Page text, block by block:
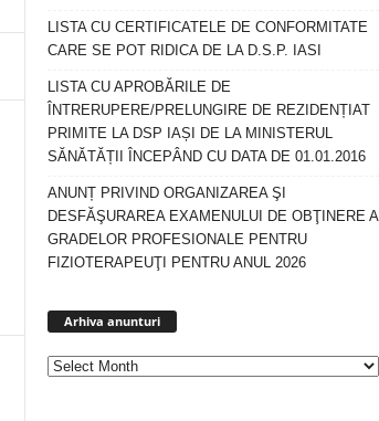
LISTA CU CERTIFICATELE DE CONFORMITATE
CARE SE POT RIDICA DE LA D.S.P. IASI
LISTA CU APROBĂRILE DE
ÎNTRERUPERE/PRELUNGIRE DE REZIDENȚIAT
PRIMITE LA DSP IAȘI DE LA MINISTERUL
SĂNĂTĂȚII ÎNCEPÂND CU DATA DE 01.01.2016
ANUNȚ PRIVIND ORGANIZAREA ŞI
DESFĂŞURAREA EXAMENULUI DE OBŢINERE A
GRADELOR PROFESIONALE PENTRU
FIZIOTERAPEUŢI PENTRU ANUL 2026
Arhiva anunturi